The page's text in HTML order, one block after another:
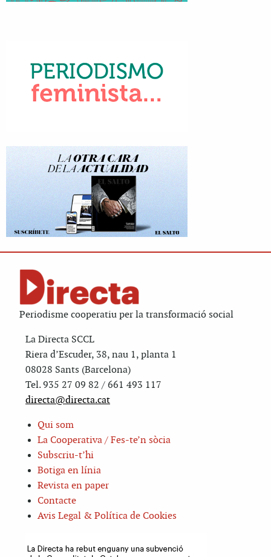
Periodisme cooperatiu per la transformació social
La Directa SCCL
Riera d’Escuder, 38, nau 1, planta 1
08028 Sants (Barcelona)
Tel. 935 27 09 82 / 661 493 117
directa@directa.cat
Qui som
La Cooperativa / Fes-te’n sòcia
Subscriu-t’hi
Botiga en línia
Revista en paper
Contacte
Avis Legal & Política de Cookies